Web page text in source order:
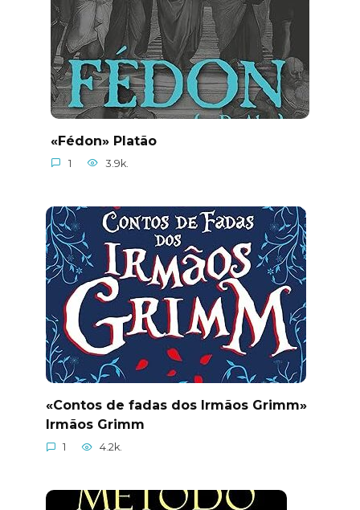
«Fédon» Platão
1 3.9k.
«Contos de fadas dos Irmãos Grimm»
Irmãos Grimm
1 4.2k.